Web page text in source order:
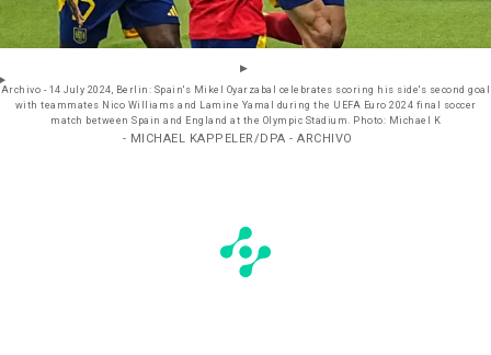
Archivo - 14 July 2024, Berlin: Spain's Mikel Oyarzabal celebrates scoring his side's second goal
with teammates Nico Williams and Lamine Yamal during the UEFA Euro 2024 final soccer
match between Spain and England at the Olympic Stadium. Photo: Michael K
- MICHAEL KAPPELER/DPA - ARCHIVO